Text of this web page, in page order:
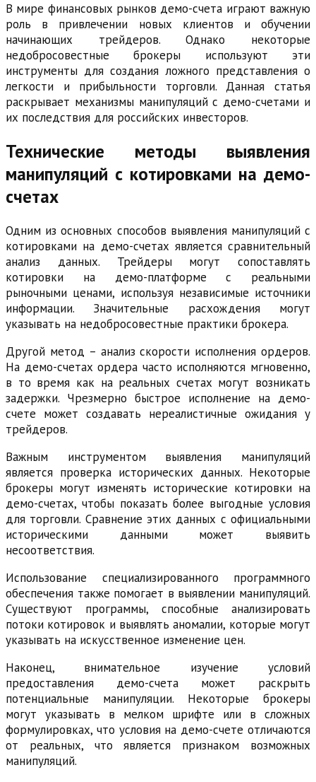
В мире финансовых рынков демо-счета играют важную
роль в привлечении новых клиентов и обучении
начинающих трейдеров. Однако некоторые
недобросовестные брокеры используют эти
инструменты для создания ложного представления о
легкости и прибыльности торговли. Данная статья
раскрывает механизмы манипуляций с демо-счетами и
их последствия для российских инвесторов.
Технические методы выявления
манипуляций с котировками на демо-
счетах
Одним из основных способов выявления манипуляций с
котировками на демо-счетах является сравнительный
анализ данных. Трейдеры могут сопоставлять
котировки на демо-платформе с реальными
рыночными ценами, используя независимые источники
информации. Значительные расхождения могут
указывать на недобросовестные практики брокера.
Другой метод – анализ скорости исполнения ордеров.
На демо-счетах ордера часто исполняются мгновенно,
в то время как на реальных счетах могут возникать
задержки. Чрезмерно быстрое исполнение на демо-
счете может создавать нереалистичные ожидания у
трейдеров.
Важным инструментом выявления манипуляций
является проверка исторических данных. Некоторые
брокеры могут изменять исторические котировки на
демо-счетах, чтобы показать более выгодные условия
для торговли. Сравнение этих данных с официальными
историческими данными может выявить
несоответствия.
Использование специализированного программного
обеспечения также помогает в выявлении манипуляций.
Существуют программы, способные анализировать
потоки котировок и выявлять аномалии, которые могут
указывать на искусственное изменение цен.
Наконец, внимательное изучение условий
предоставления демо-счета может раскрыть
потенциальные манипуляции. Некоторые брокеры
могут указывать в мелком шрифте или в сложных
формулировках, что условия на демо-счете отличаются
от реальных, что является признаком возможных
манипуляций.